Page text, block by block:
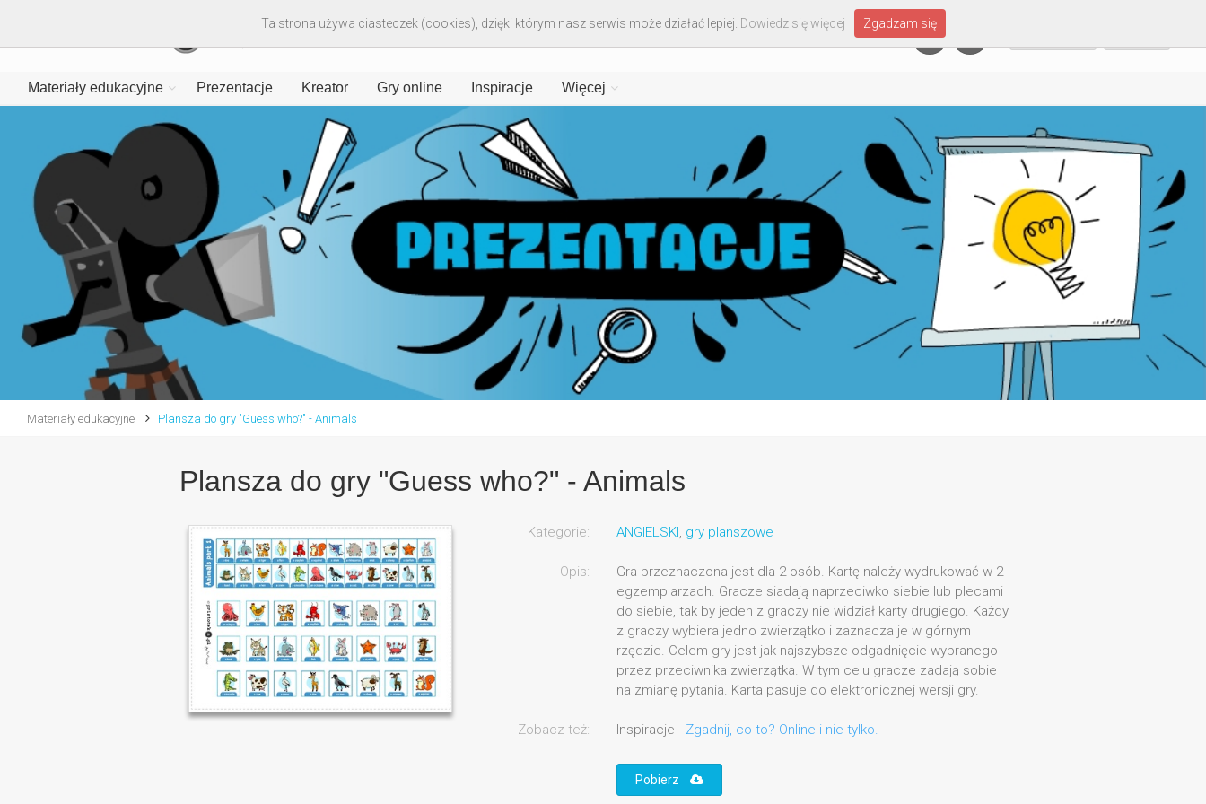
Materiały edukacyjne Prezentacje Kreator Gry online Inspiracje Więcej
Materiały edukacyjne Plansza do gry "Guess who?" - Animals
Plansza do gry "Guess who?" - Animals
Kategorie: ANGIELSKI, gry planszowe
Opis:
Gra przeznaczona jest dla 2 osób. Kartę należy wydrukować w 2
egzemplarzach. Gracze siadają naprzeciwko siebie lub plecami
do siebie, tak by jeden z graczy nie widział karty drugiego. Każdy
z graczy wybiera jedno zwierzątko i zaznacza je w górnym
rzędzie. Celem gry jest jak najszybsze odgadnięcie wybranego
przez przeciwnika zwierzątka. W tym celu gracze zadają sobie
na zmianę pytania. Karta pasuje do elektronicznej wersji gry.
Zobacz też: Inspiracje - Zgadnij, co to? Online i nie tylko.
Pobierz
Ta strona używa ciasteczek (cookies), dzięki którym nasz serwis może działać lepiej. Dowiedz się więcej Zgadzam się